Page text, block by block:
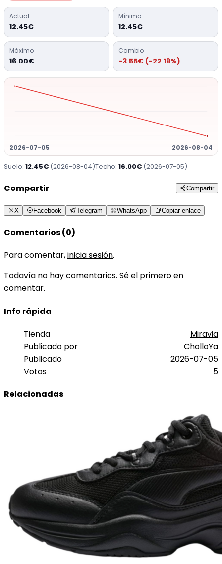
Actual
12.45€
Mínimo
12.45€
Máximo
16.00€
Cambio
-3.55€ (-22.19%)
2026-07-05 2026-08-04
Suelo: 12.45€ (2026-08-04)Techo: 16.00€ (2026-07-05)
Compartir Compartir
X Facebook Telegram WhatsApp Copiar enlace
Comentarios (0)
Para comentar,inicia sesión.
Todavía no hay comentarios. Sé el primero en
comentar.
Info rápida
Tienda
Miravia
Publicado por
CholloYa
Publicado
2026-07-05
Votos
5
Relacionadas